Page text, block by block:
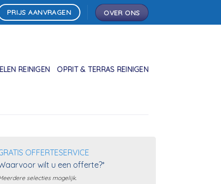
PRIJS AANVRAGEN OVER ONS
REINIGEN OPRIT & TERRAS REINIGEN
OFFERTESERVICE
wilt u een offerte?*
selecties mogelijk.